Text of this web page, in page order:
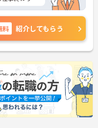
が評価され
えしますの
料 紹介してもらう